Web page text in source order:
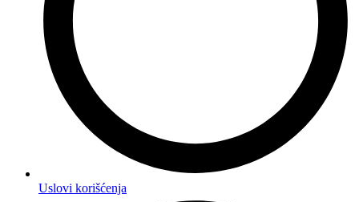
Uslovi korišćenja